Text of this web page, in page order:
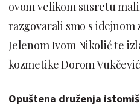
ovom velikom susretu
razgovarali smo s idejnom
Jelenom Ivom Nikolić te
kozmetike Dorom Vukčević
Opuštena druženja